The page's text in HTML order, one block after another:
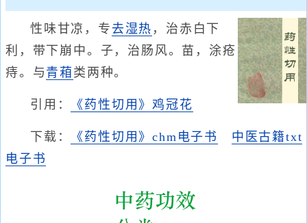
性味甘凉，专 去湿热 ，治赤白下
利，带下崩中。子，治肠风。苗，涂疮
痔。与 青葙 类两种。
引用： 《药性切用》鸡冠花
下载： 《药性切用》chm电子书
中医古籍txt
电子书